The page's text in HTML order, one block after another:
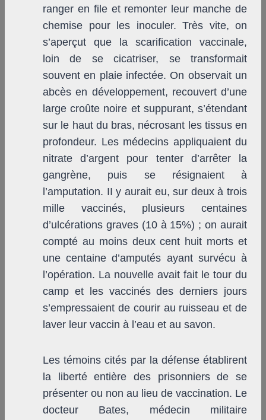
ranger en file et remonter leur manche de
chemise pour les inoculer. Très vite, on
s’aperçut que la scarification vaccinale,
loin de se cicatriser, se transformait
souvent en plaie infectée. On observait un
abcès en développement, recouvert d’une
large croûte noire et suppurant, s’étendant
sur le haut du bras, nécrosant les tissus en
profondeur. Les médecins appliquaient du
nitrate d’argent pour tenter d’arrêter la
gangrène, puis se résignaient à
l’amputation. II y aurait eu, sur deux à trois
mille vaccinés, plusieurs centaines
d’ulcérations graves (10 à 15%) ; on aurait
compté au moins deux cent huit morts et
une centaine d’amputés ayant survécu à
l’opération. La nouvelle avait fait le tour du
camp et les vaccinés des derniers jours
s’empressaient de courir au ruisseau et de
laver leur vaccin à l’eau et au savon.
Les témoins cités par la défense établirent
la liberté entière des prisonniers de se
présenter ou non au lieu de vaccination. Le
docteur Bates, médecin militaire